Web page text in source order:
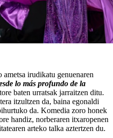
ametsa irudikatu genuenaren
lo más profundo de la
baten urratsak jarraitzen ditu.
itzultzen da, baina egonaldi
da. Komedia zoro honek
handiz, norberaren itxaropenen
arteko talka aztertzen du.